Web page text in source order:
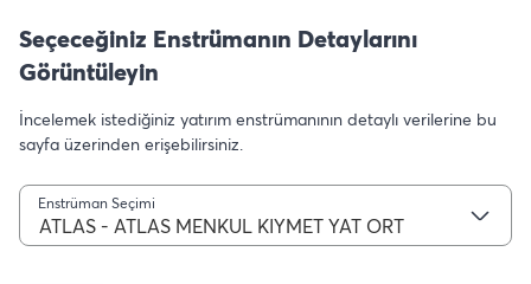
Seçeceğiniz Enstrümanın Detaylarını
Görüntüleyin
İncelemek istediğiniz yatırım enstrümanının detaylı verilerine bu
sayfa üzerinden erişebilirsiniz.
Enstrüman Seçimi
ATLAS - ATLAS MENKUL KIYMET YAT ORT